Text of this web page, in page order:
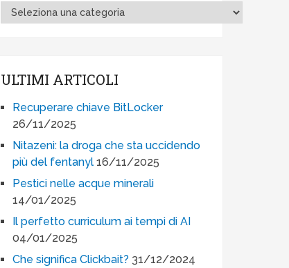
ULTIMI ARTICOLI
Recuperare chiave BitLocker
26/11/2025
Nitazeni: la droga che sta uccidendo
più del fentanyl 16/11/2025
Pestici nelle acque minerali
14/01/2025
Il perfetto curriculum ai tempi di AI
04/01/2025
Che significa Clickbait? 31/12/2024